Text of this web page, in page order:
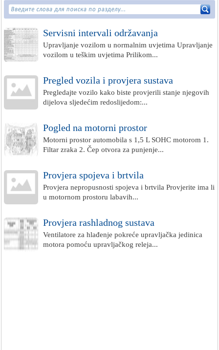
Servisni intervali održavanja
Upravljanje vozilom u normalnim uvjetima Upravljanje
vozilom u teškim uvjetima Prilikom...
Pregled vozila i provjera sustava
Pregledajte vozilo kako biste provjerili stanje njegovih
dijelova sljedećim redoslijedom:...
Pogled na motorni prostor
Motorni prostor automobila s 1,5 L SOHC motorom 1.
Filtar zraka 2. Čep otvora za punjenje...
Provjera spojeva i brtvila
Provjera nepropusnosti spojeva i brtvila Provjerite ima li
u motornom prostoru labavih...
Provjera rashladnog sustava
Ventilatore za hlađenje pokreće upravljačka jedinica
motora pomoću upravljačkog releja...